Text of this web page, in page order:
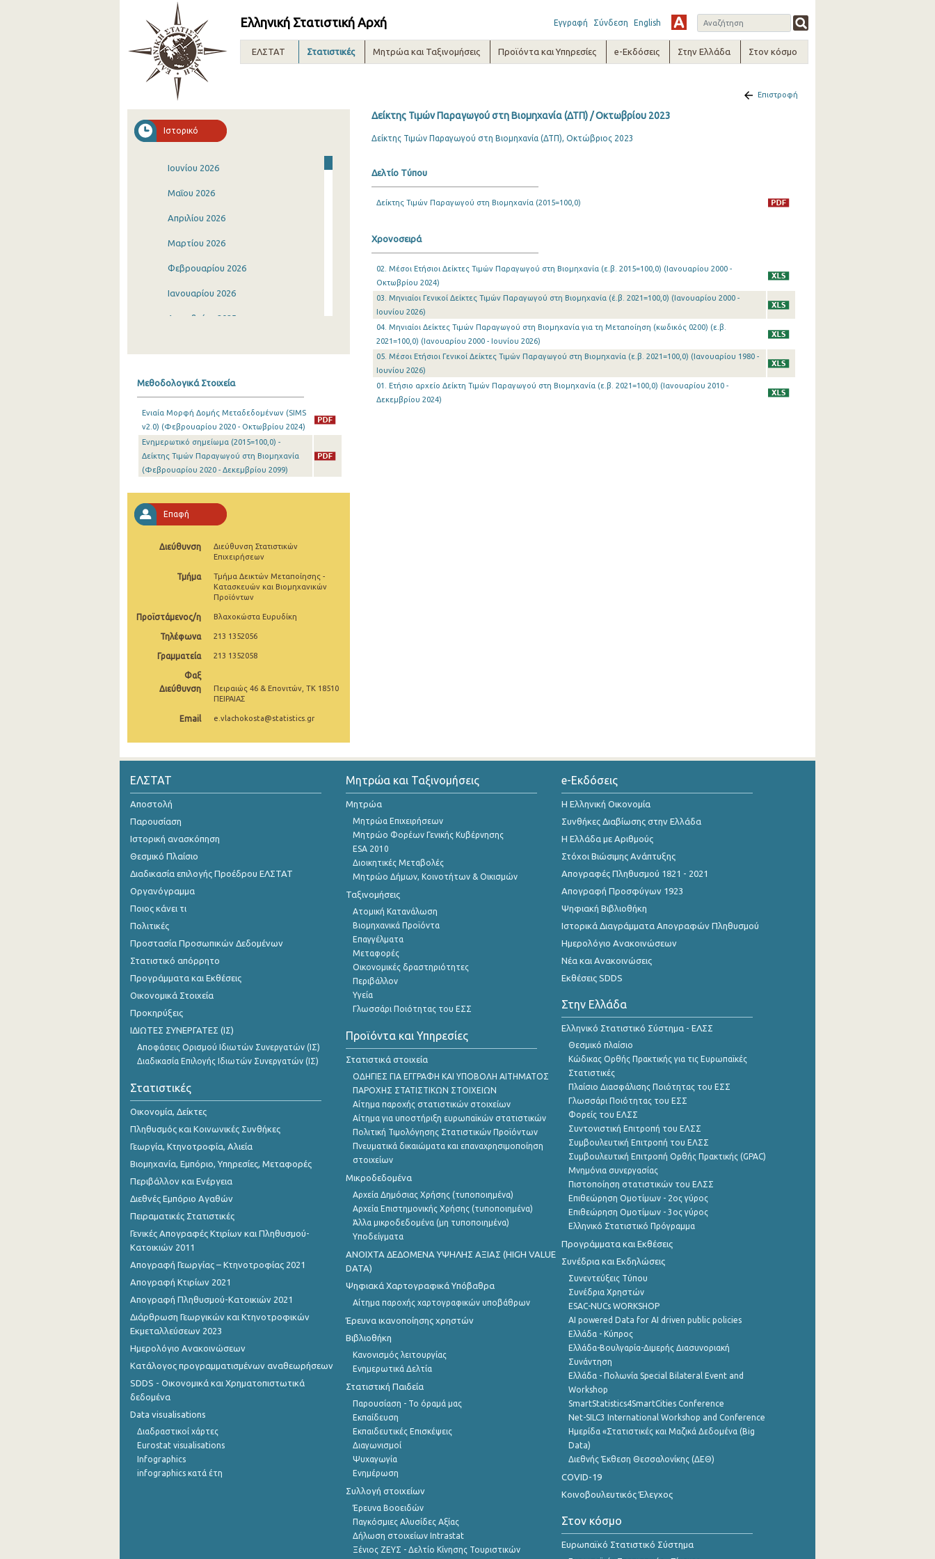
Ελληνική Στατιστική Αρχή Εγγραφή Σύνδεση English
ΕΛΣΤΑΤ Στατιστικές Μητρώα και Ταξινομήσεις Προϊόντα και Υπηρεσίες e-Εκδόσεις Στην Ελλάδα Στον κόσμο
Ιστορικό
Ιουνίου 2026
Μαΐου 2026
Απριλίου 2026
Μαρτίου 2026
Φεβρουαρίου 2026
Ιανουαρίου 2026
Δεκεμβρίου 2025
Αυγούστου 2025
Ιουλίου 2025
Ιουνίου 2025
Μαΐου 2025
Απριλίου 2025
Μαρτίου 2025
Ιανουαρίου 2025
Δεκεμβρίου 2024
Νοεμβρίου 2024
Οκτωβρίου 2024
Σεπτεμβρίου 2024
Αυγούστου 2024
Ιουλίου 2024
Μαΐου 2024
Απριλίου 2024
Μαρτίου 2024
Φεβρουαρίου 2024
Ιανουαρίου 2024
Νοεμβρίου 2023
Σεπτεμβρίου 2023
Αυγούστου 2023
Ιουλίου 2023
Μαΐου 2023
Απριλίου 2023
Μαρτίου 2023
Φεβρουαρίου 2023
Ιανουαρίου 2023
Δεκεμβρίου 2022
Νοεμβρίου 2022
Οκτωβρίου 2022
Σεπτεμβρίου 2022
Αυγούστου 2022
Ιουλίου 2022
Ιουνίου 2022
Μαΐου 2022
Απριλίου 2022
Μαρτίου 2022
Φεβρουαρίου 2022
Μεθοδολογικά Στοιχεία
Ενιαία Μορφή Δομής Μεταδεδομένων (SIMS
v2.0) (Φεβρουαρίου 2020 - Οκτωβρίου 2024)
Eνημερωτικό σημείωμα (2015=100,0) -
Δείκτης Τιμών Παραγωγού στη Βιομηχανία
(Φεβρουαρίου 2020 - Δεκεμβρίου 2099)
Επαφή
Διεύθυνση
Διεύθυνση Στατιστικών
Επιχειρήσεων
Τμήμα
Τμήμα Δεικτών Μεταποίησης -
Κατασκευών και Βιομηχανικών
Προϊόντων
Προϊστάμενος/η Βλαχοκώστα Ευρυδίκη
Τηλέφωνα 213 1352056
Γραμματεία 213 1352058
Φαξ
Διεύθυνση
Πειραιώς 46 & Επονιτών, ΤΚ 18510
ΠΕΙΡΑΙΑΣ
Email e.vlachokosta@statistics.gr
Επιστροφή
Δείκτης Τιμών Παραγωγού στη Βιομηχανία (ΔΤΠ) / Οκτωβρίου 2023
Δείκτης Τιμών Παραγωγού στη Βιομηχανία (ΔΤΠ), Οκτώβριος 2023
Δελτίο Τύπου
Δείκτης Τιμών Παραγωγού στη Βιομηχανία (2015=100,0)
Χρονοσειρά
02. Μέσοι Ετήσιοι Δείκτες Τιμών Παραγωγού στη Βιομηχανία (ε.β. 2015=100,0) (Ιανουαρίου 2000 -
Οκτωβρίου 2024)
03. Μηνιαίοι Γενικοί Δείκτες Τιμών Παραγωγού στη Βιομηχανία (έ.β. 2021=100,0) (Ιανουαρίου 2000 -
Ιουνίου 2026)
04. Μηνιαίοι Δείκτες Τιμών Παραγωγού στη Βιομηχανία για τη Μεταποίηση (κωδικός 0200) (ε.β.
2021=100,0) (Ιανουαρίου 2000 - Ιουνίου 2026)
05. Μέσοι Ετήσιοι Γενικοί Δείκτες Τιμών Παραγωγού στη Βιομηχανία (ε.β. 2021=100,0) (Ιανουαρίου 1980 -
Ιουνίου 2026)
01. Ετήσιο αρχείο Δείκτη Τιμών Παραγωγού στη Βιομηχανία (ε.β. 2021=100,0) (Ιανουαρίου 2010 -
Δεκεμβρίου 2024)
ΕΛΣΤΑΤ
Αποστολή
Παρουσίαση
Ιστορική ανασκόπηση
Θεσμικό Πλαίσιο
Διαδικασία επιλογής Προέδρου ΕΛΣΤΑΤ
Οργανόγραμμα
Ποιος κάνει τι
Πολιτικές
Προστασία Προσωπικών Δεδομένων
Στατιστικό απόρρητο
Προγράμματα και Εκθέσεις
Οικονομικά Στοιχεία
Προκηρύξεις
ΙΔΙΩΤΕΣ ΣΥΝΕΡΓΑΤΕΣ (ΙΣ)
Αποφάσεις Ορισμού Ιδιωτών Συνεργατών (ΙΣ)
Διαδικασία Επιλογής Ιδιωτών Συνεργατών (ΙΣ)
Στατιστικές
Οικονομία, Δείκτες
Πληθυσμός και Κοινωνικές Συνθήκες
Γεωργία, Κτηνοτροφία, Αλιεία
Βιομηχανία, Εμπόριο, Υπηρεσίες, Μεταφορές
Περιβάλλον και Ενέργεια
Διεθνές Εμπόριο Αγαθών
Πειραματικές Στατιστικές
Γενικές Απογραφές Κτιρίων και Πληθυσμού-
Κατοικιών 2011
Απογραφή Γεωργίας – Κτηνοτροφίας 2021
Απογραφή Κτιρίων 2021
Απογραφή Πληθυσμού-Κατοικιών 2021
Διάρθρωση Γεωργικών και Κτηνοτροφικών
Εκμεταλλεύσεων 2023
Ημερολόγιο Ανακοινώσεων
Κατάλογος προγραμματισμένων αναθεωρήσεων
SDDS - Οικονομικά και Χρηματοπιστωτικά
δεδομένα
Data visualisations
Διαδραστικοί χάρτες
Eurostat visualisations
Infographics
infographics κατά έτη
Μητρώα και Ταξινομήσεις
Μητρώα
Μητρώα Επιχειρήσεων
Μητρώο Φορέων Γενικής Κυβέρνησης
ESA 2010
Διοικητικές Μεταβολές
Μητρώο Δήμων, Κοινοτήτων & Οικισμών
Ταξινομήσεις
Ατομική Κατανάλωση
Βιομηχανικά Προϊόντα
Επαγγέλματα
Μεταφορές
Οικονομικές δραστηριότητες
Περιβάλλον
Υγεία
Γλωσσάρι Ποιότητας του ΕΣΣ
Προϊόντα και Υπηρεσίες
Στατιστικά στοιχεία
ΟΔΗΓΙΕΣ ΓΙΑ ΕΓΓΡΑΦΗ ΚΑΙ ΥΠΟΒΟΛΗ ΑΙΤΗΜΑΤΟΣ
ΠΑΡΟΧΗΣ ΣΤΑΤΙΣΤΙΚΩΝ ΣΤΟΙΧΕΙΩΝ
Αίτημα παροχής στατιστικών στοιχείων
Αίτημα για υποστήριξη ευρωπαϊκών στατιστικών
Πολιτική Τιμολόγησης Στατιστικών Προϊόντων
Πνευματικά δικαιώματα και επαναχρησιμοποίηση
στοιχείων
Μικροδεδομένα
Αρχεία Δημόσιας Χρήσης (τυποποιημένα)
Αρχεία Επιστημονικής Χρήσης (τυποποιημένα)
Άλλα μικροδεδομένα (μη τυποποιημένα)
Υποδείγματα
ANOIXTA ΔΕΔΟΜΕΝΑ ΥΨΗΛΗΣ ΑΞΙΑΣ (HIGH VALUE
DATA)
Ψηφιακά Χαρτογραφικά Υπόβαθρα
Αίτημα παροχής χαρτογραφικών υποβάθρων
Έρευνα ικανοποίησης χρηστών
Βιβλιοθήκη
Κανονισμός λειτουργίας
Ενημερωτικά Δελτία
Στατιστική Παιδεία
Παρουσίαση - Το όραμά μας
Εκπαίδευση
Εκπαιδευτικές Επισκέψεις
Διαγωνισμοί
Ψυχαγωγία
Ενημέρωση
Συλλογή στοιχείων
Έρευνα Βοοειδών
Παγκόσμιες Αλυσίδες Αξίας
Δήλωση στοιχείων Intrastat
Ξένιος ΖΕΥΣ - Δελτίο Κίνησης Τουριστικών
e-Εκδόσεις
Η Ελληνική Οικονομία
Συνθήκες Διαβίωσης στην Ελλάδα
Η Ελλάδα με Αριθμούς
Στόχοι Βιώσιμης Ανάπτυξης
Απογραφές Πληθυσμού 1821 - 2021
Απογραφή Προσφύγων 1923
Ψηφιακή Βιβλιοθήκη
Ιστορικά Διαγράμματα Απογραφών Πληθυσμού
Ημερολόγιο Ανακοινώσεων
Νέα και Ανακοινώσεις
Εκθέσεις SDDS
Στην Ελλάδα
Ελληνικό Στατιστικό Σύστημα - ΕΛΣΣ
Θεσμικό πλαίσιο
Κώδικας Ορθής Πρακτικής για τις Ευρωπαϊκές
Στατιστικές
Πλαίσιο Διασφάλισης Ποιότητας του ΕΣΣ
Γλωσσάρι Ποιότητας του ΕΣΣ
Φορείς του ΕΛΣΣ
Συντονιστική Επιτροπή του ΕΛΣΣ
Συμβουλευτική Επιτροπή του ΕΛΣΣ
Συμβουλευτική Επιτροπή Ορθής Πρακτικής (GPAC)
Μνημόνια συνεργασίας
Πιστοποίηση στατιστικών του ΕΛΣΣ
Επιθεώρηση Ομοτίμων - 2ος γύρος
Επιθεώρηση Ομοτίμων - 3ος γύρος
Ελληνικό Στατιστικό Πρόγραμμα
Προγράμματα και Εκθέσεις
Συνέδρια και Εκδηλώσεις
Συνεντεύξεις Τύπου
Συνέδρια Χρηστών
ESAC-NUCs WORKSHOP
AI powered Data for AI driven public policies
Ελλάδα - Κύπρος
Ελλάδα-Βουλγαρία-Διμερής Διασυνοριακή
Συνάντηση
Ελλάδα - Πολωνία Special Bilateral Event and
Workshop
SmartStatistics4SmartCities Conference
Net-SILC3 International Workshop and Conference
Ημερίδα «Στατιστικές και Μαζικά Δεδομένα (Big
Data)
Διεθνής Έκθεση Θεσσαλονίκης (ΔΕΘ)
COVID-19
Κοινοβουλευτικός Έλεγχος
Στον κόσμο
Ευρωπαϊκό Στατιστικό Σύστημα